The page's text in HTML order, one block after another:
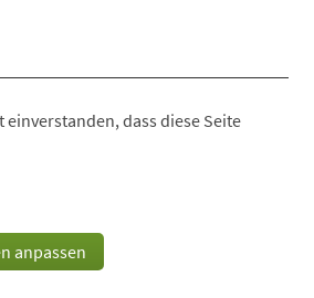
dass diese Seite
anpassen